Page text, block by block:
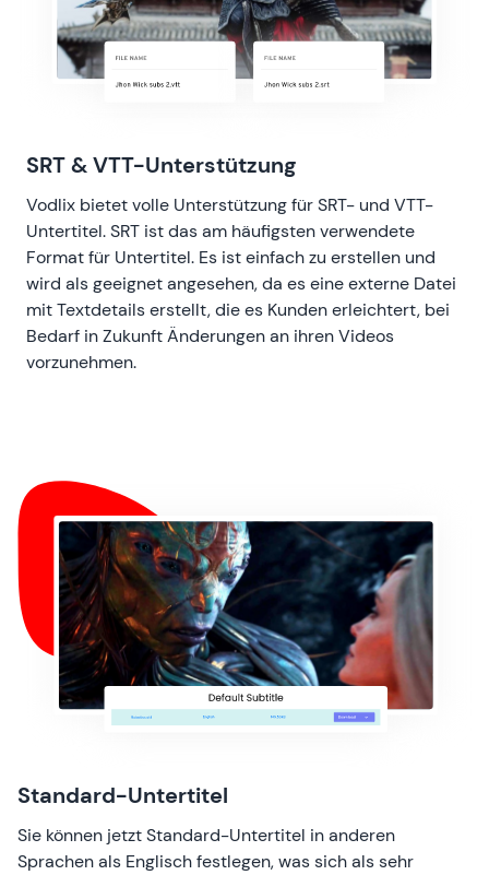
SRT & VTT-Unterstützung
Vodlix bietet volle Unterstützung für SRT- und VTT-
Untertitel. SRT ist das am häufigsten verwendete
Format für Untertitel. Es ist einfach zu erstellen und
wird als geeignet angesehen, da es eine externe Datei
mit Textdetails erstellt, die es Kunden erleichtert, bei
Bedarf in Zukunft Änderungen an ihren Videos
vorzunehmen.
Standard-Untertitel
Sie können jetzt Standard-Untertitel in anderen
Sprachen als Englisch festlegen, was sich als sehr